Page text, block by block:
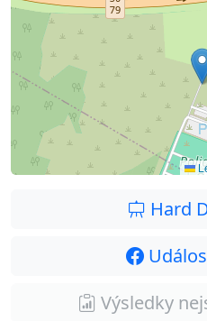
Hard
Výsledky